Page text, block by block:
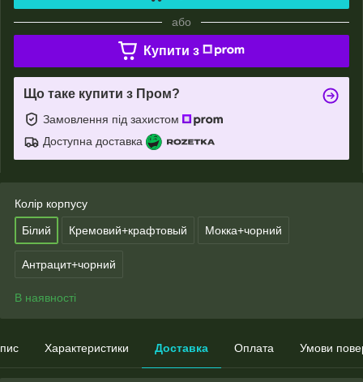
або
Купити з
Що таке купити з Пром?
Замовлення під захистом
Доступна доставка
Колір корпусу
Білий Кремовий+крафтовый Мокка+чорний
Антрацит+чорний
В наявності
Характеристики Доставка Оплата Умови